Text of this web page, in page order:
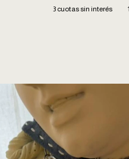
3 cuotas sin interés 10% off en efectivo